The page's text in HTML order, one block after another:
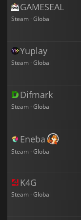
GAMESEAL
Steam · Global
Yuplay
Steam · Global
Difmark
Steam · Global
Eneba
Steam · Global
K4G
Steam · Global